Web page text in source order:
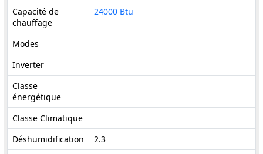
Capacité de
chauffage
24000 Btu
Modes
Inverter
Classe
énergétique
Classe Climatique
Déshumidification
2.3